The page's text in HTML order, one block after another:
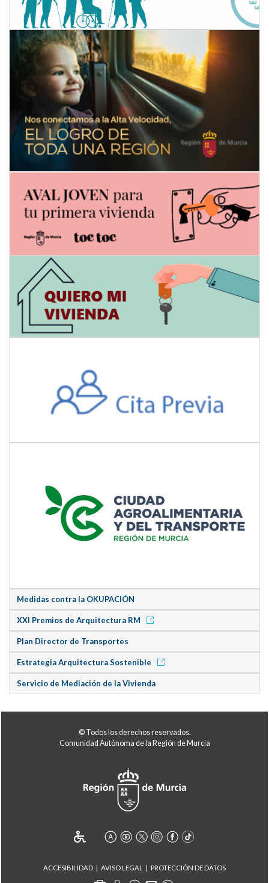
Medidas contra la OKUPACIÓN
XXI Premios de Arquitectura RM
Plan Director de Transportes
Estrategia Arquitectura Sostenible
Servicio de Mediación de la Vivienda
© Todos los derechos reservados.
Comunidad Autónoma de la Región de Murcia
ACCESIBILIDAD AVISO LEGAL PROTECCIÓN DE DATOS